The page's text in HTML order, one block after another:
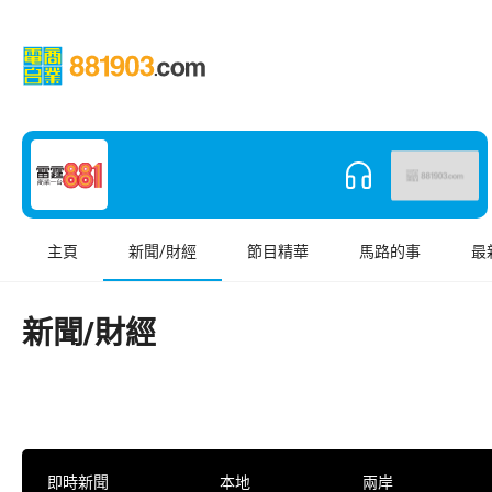
主頁 新聞/財經 節目精華 馬路的事 最
新聞/財經
即時新聞 本地 兩岸